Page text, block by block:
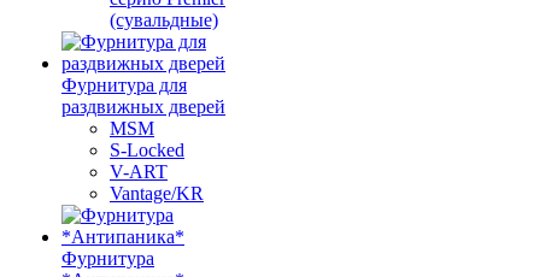
(сувальдные)
Фурнитура для
раздвижных дверей
MSM
S-Locked
V-ART
Vantage/KR
Фурнитура